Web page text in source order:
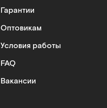
Гарантии
Оптовикам
Условия работы
FAQ
Вакансии